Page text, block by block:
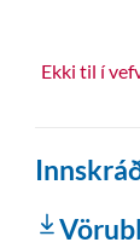
Ekki til í